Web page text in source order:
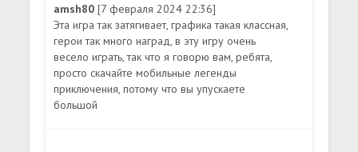
amsh80[7 февраля 2024 22:36]
Эта игра так затягивает, графика такая классная,
герои так много наград, в эту игру очень
весело играть, так что я говорю вам, ребята,
просто скачайте мобильные легенды
приключения, потому что вы упускаете
большой